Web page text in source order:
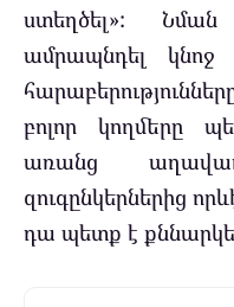
ստեղծել»:
ամրապնդել կնոջ
բոլոր կողմերը
առանց
զուգընկերներից
դա պետք է